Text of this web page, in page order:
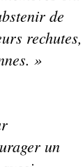
de
rechutes,
»
un